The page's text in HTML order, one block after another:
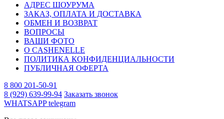
АДРЕС ШОУРУМА
ЗАКАЗ, ОПЛАТА И ДОСТАВКА
ОБМЕН И ВОЗВРАТ
ВОПРОСЫ
ВАШИ ФОТО
О CASHENELLE
ПОЛИТИКА КОНФИДЕНЦИАЛЬНОСТИ
ПУБЛИЧНАЯ ОФЕРТА
8 800 201-50-91
8 (929) 639-99-94 Заказать звонок
WHATSAPPtelegram